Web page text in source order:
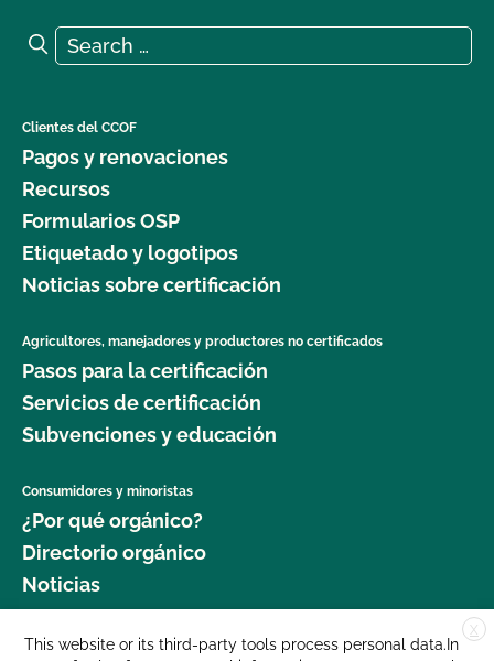
Search for:
Search
Clientes del CCOF
Pagos y renovaciones
Recursos
Formularios OSP
Etiquetado y logotipos
Noticias sobre certificación
Agricultores, manejadores y productores no certificados
Pasos para la certificación
Servicios de certificación
Subvenciones y educación
Consumidores y minoristas
¿Por qué orgánico?
Directorio orgánico
Noticias
Donar
X
This website or its third-party tools process personal data.In